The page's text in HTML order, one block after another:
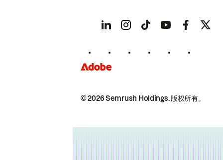
© 2026 Semrush Holdings.版权所有。